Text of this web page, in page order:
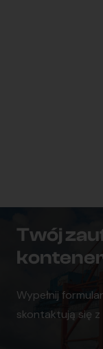
Twój
Wypełnij
skontaktują się